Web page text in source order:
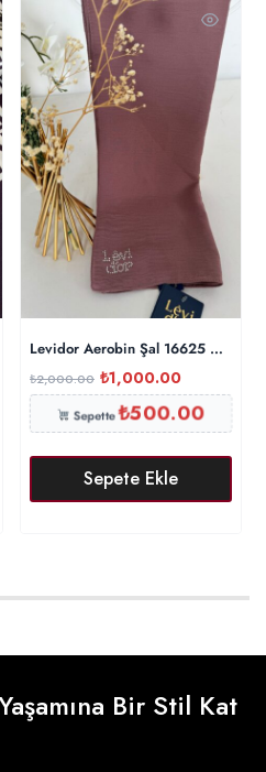
Levidor Aerobin Şal 16625 – İncir
₺2,000.00 ₺1,000.00
Sepette₺500.00
Sepete Ekle
Bir Stil Kat